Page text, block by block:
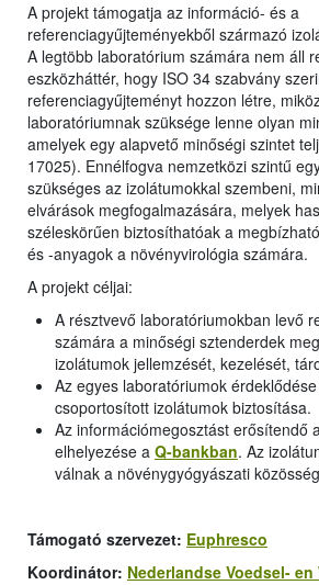
A projekt támogatja az információ- és a
referenciagyűjteményekből származó
A legtöbb laboratórium számára nem áll
eszközháttér, hogy ISO 34 szabvány
referenciagyűjteményt hozzon létre,
laboratóriumnak szüksége lenne olyan
amelyek egy alapvető minőségi szintet
17025). Ennélfogva nemzetközi szintű
szükséges az izolátumokkal szembeni,
elvárások megfogalmazására, melyek
széleskörűen biztosíthatóak a
és -anyagok a növényvirológia számára.
A projekt céljai:
A résztvevő laboratóriumokban levő
számára a minőségi sztenderdek
izolátumok jellemzését, kezelését,
Az egyes laboratóriumok
csoportosított izolátumok biztosítása.
Az információmegosztást erősítendő
elhelyezése a Q-bankban. Az
válnak a növénygyógyászati
Támogató szervezet: Euphresco
Koordinátor: Nederlandse Voedsel-